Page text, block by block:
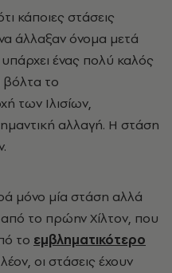
κάποιες στάσεις
άλλαξαν όνομα μετά
ένας πολύ καλός
βόλτα το
των Ιλισίων,
αλλαγή. Η στάση
μόνο μία στάση αλλά
το πρώην Χίλτον, που
το εμβληματικότερο
οι στάσεις έχουν